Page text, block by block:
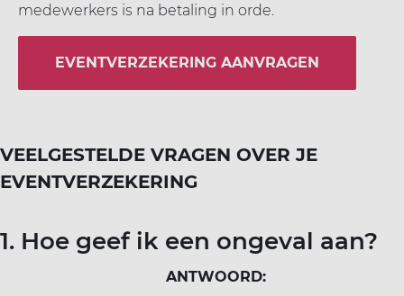
medewerkers is na betaling in orde.
EVENTVERZEKERING AANVRAGEN
VEELGESTELDE VRAGEN OVER JE
EVENTVERZEKERING
1. Hoe geef ik een ongeval aan?
ANTWOORD: